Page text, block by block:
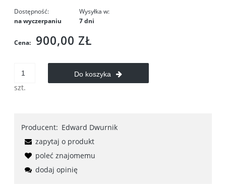
Dostępność:
na wyczerpaniu
Wysyłka w:
7 dni
Cena: 900,00 ZŁ
szt.
Do koszyka
Producent: Edward Dwurnik
zapytaj o produkt
poleć znajomemu
dodaj opinię